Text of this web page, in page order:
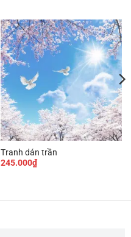
Tranh dán trần
245.000₫